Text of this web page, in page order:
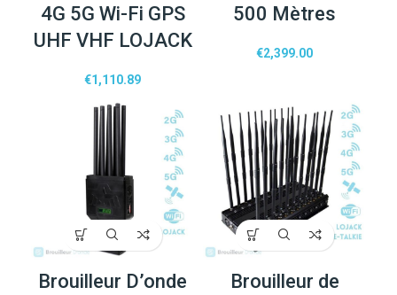
4G 5G Wi-Fi GPS
UHF VHF LOJACK
€1,110.89
500 Mètres
€2,399.00
Brouilleur D’onde
Brouilleur de